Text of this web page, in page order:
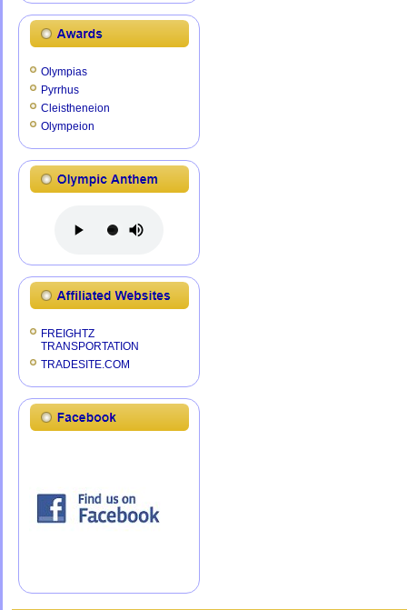
Olympias
Pyrrhus
Cleistheneion
Olympeion
FREIGHTZ
TRANSPORTATION
TRADESITE.COM